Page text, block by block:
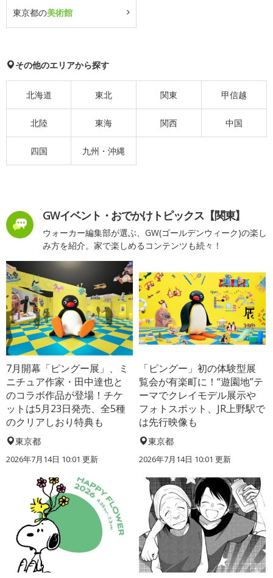
東京都の美術館
その他のエリアから探す
北海道 東北 関東 甲信越
北陸 東海 関西 中国
四国 九州・沖縄
GWイベント・おでかけトピックス【関東】
ウォーカー編集部が選ぶ、GW(ゴールデンウィーク)の楽し
み方を紹介。家で楽しめるコンテンツも続々！
7月開幕「ピングー展」、ミ
ニチュア作家・田中達也と
のコラボ作品が登場！チケ
ットは5月23日発売、全5種
のクリアしおり特典も
東京都
2026年7月14日 10:01 更新
「ピングー」初の体験型展
覧会が有楽町に！“遊園地”テ
ーマでクレイモデル展示や
フォトスポット、JR上野駅で
は先行映像も
東京都
2026年7月14日 10:01 更新